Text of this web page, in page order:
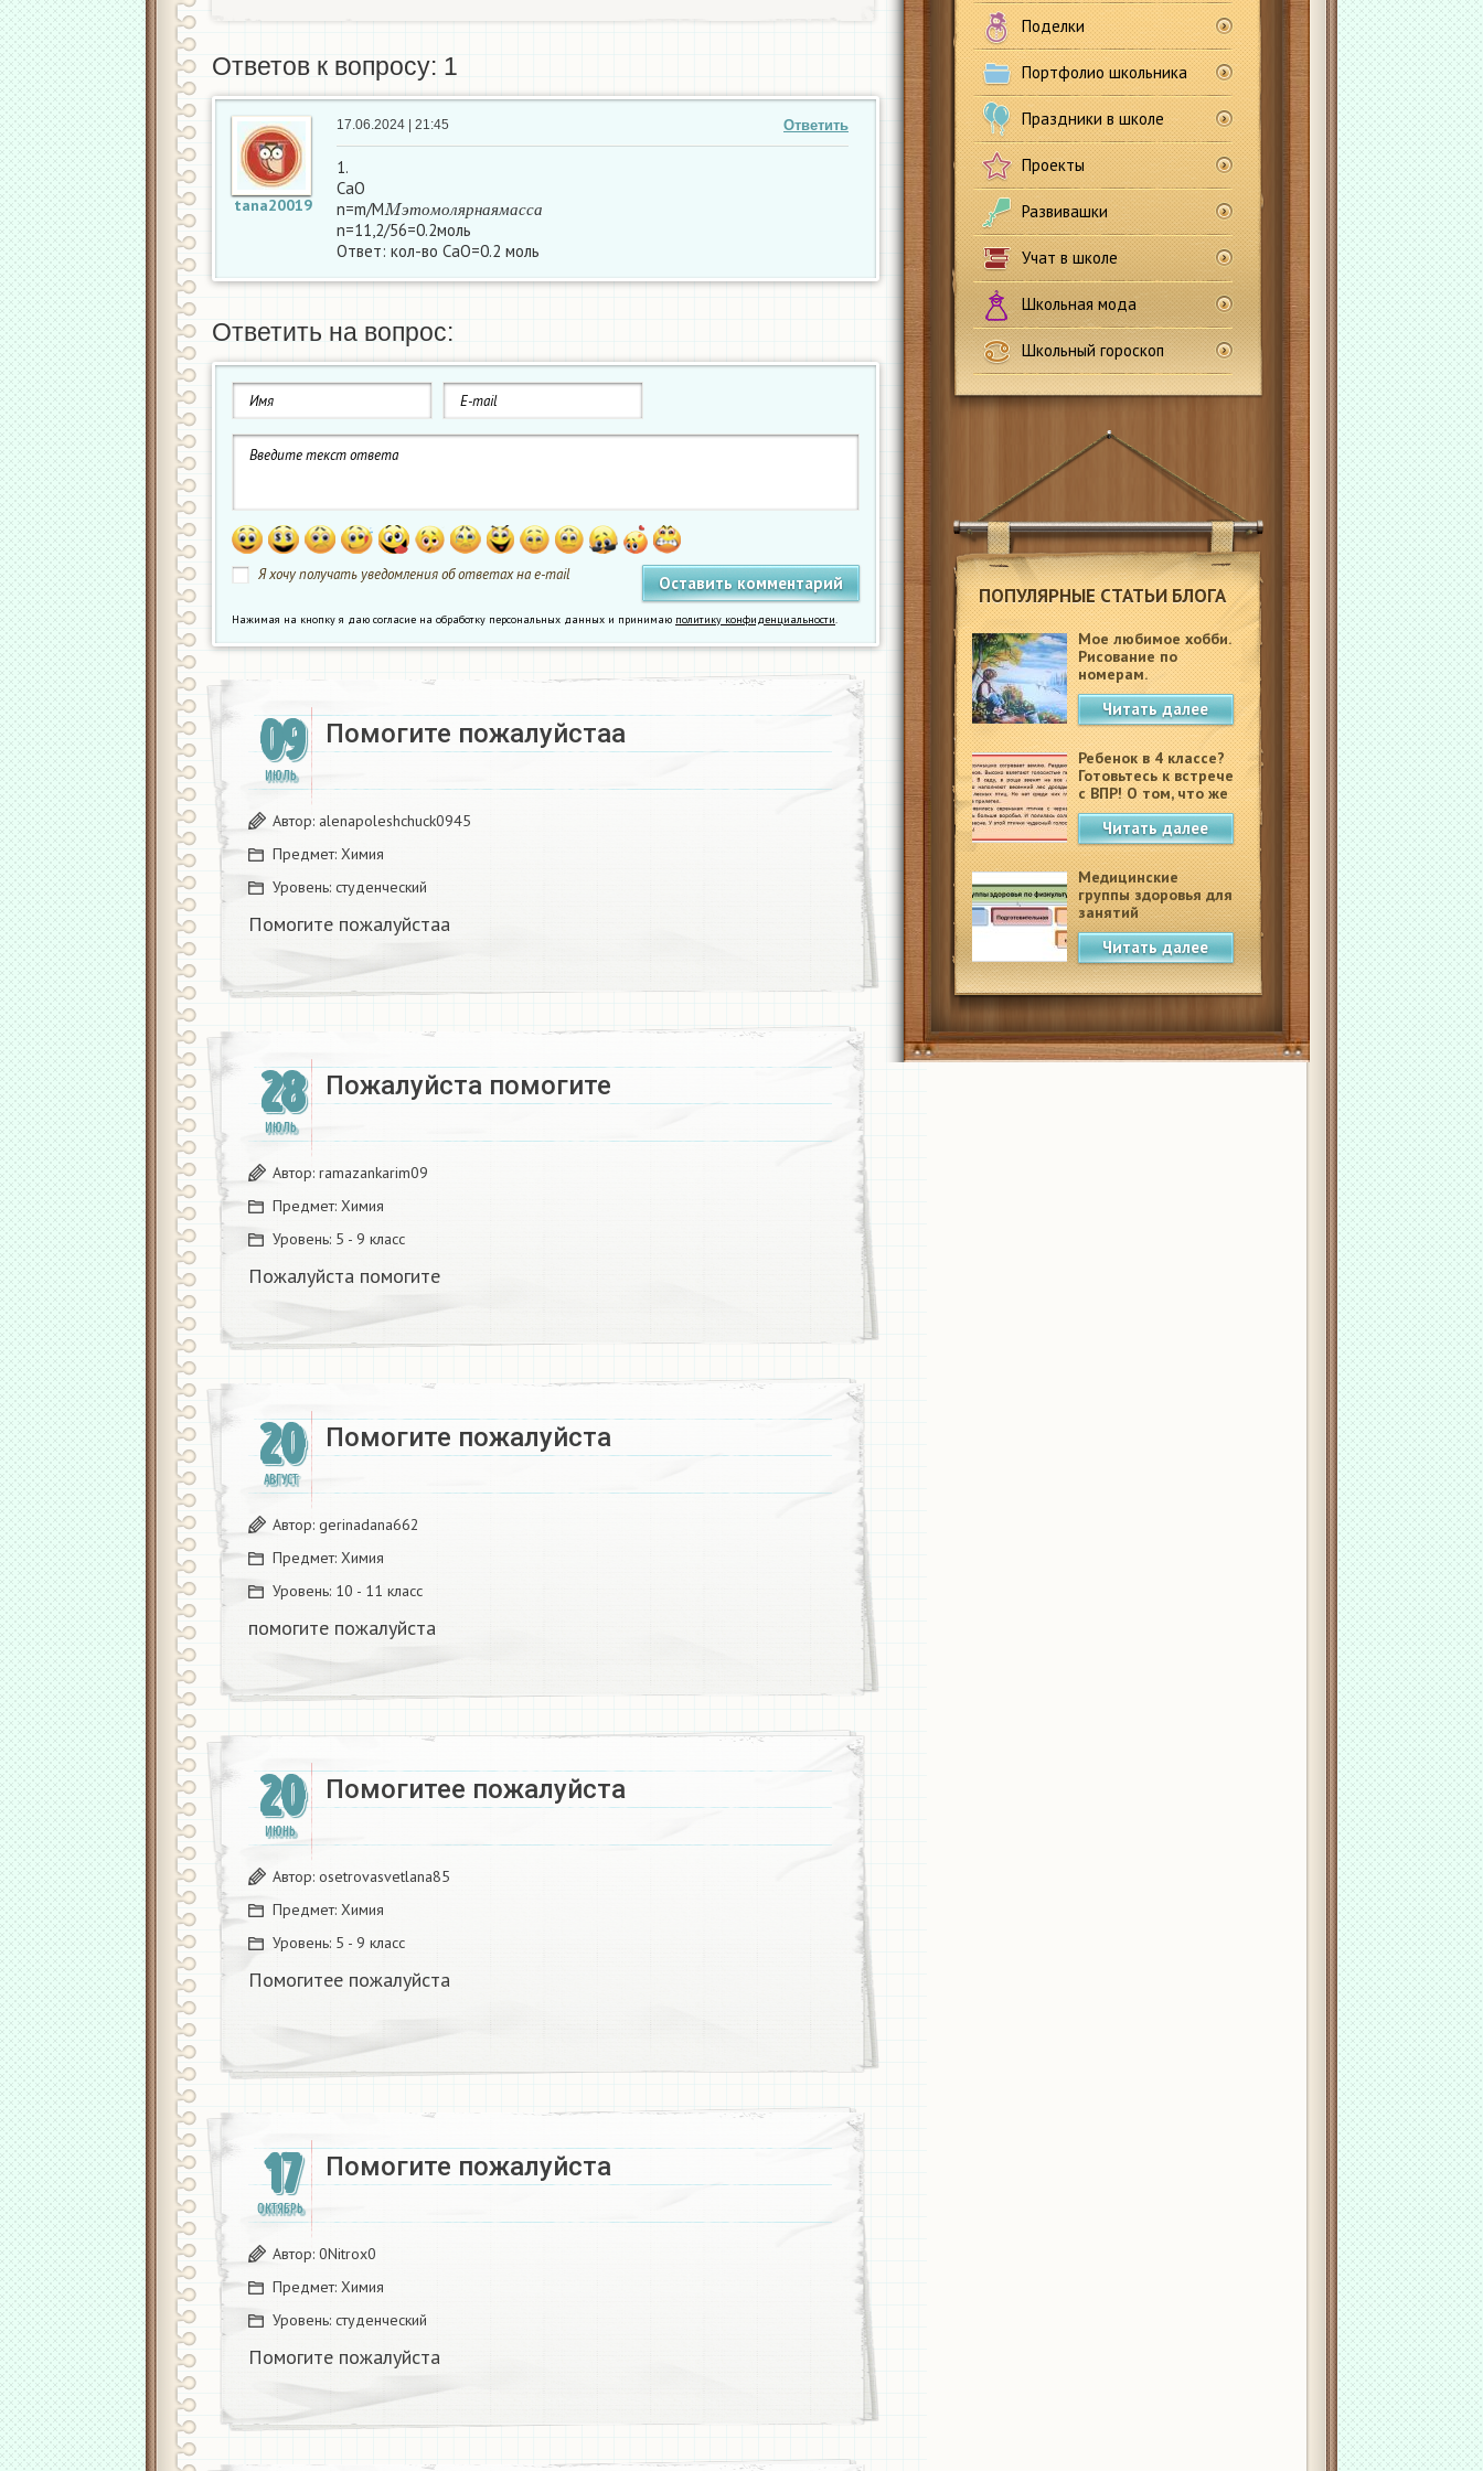
Поделки
Портфолио школьника
Праздники в школе
Проекты
Развивашки
Учат в школе
Школьная мода
Школьный гороскоп
ПОПУЛЯРНЫЕ СТАТЬИ БЛОГА
Мое любимое хобби.
Рисование по
номерам.
Читать далее
Ребенок в 4 классе?
Готовьтесь к встрече
с ВПР! О том, что же
это такое.
Читать далее
Медицинские
группы здоровья для
занятий
физкультурой в
школеЧитать далее
Ответов к вопросу: 1
tana20019
Ответить
17.06.2024 | 21:45
1.
CaO
n=m/M M э
n=11,2/56=0.2моль
Ответ: кол-во CaO=0.2 моль
Ответить на вопрос:
Я хочу получать уведомления об ответах на e-mail
Нажимая на кнопку я даю согласие на обработку персональных данных и принимаю политику конфиденциальности.
09
ИЮЛЬ
Помогите пожалуйстаа
Автор: alenapoleshchuck0945
Предмет: Химия
Уровень: студенческий
Помогите пожалуйстаа
28
ИЮЛЬ
Пожалуйста помогите
Автор: ramazankarim09
Предмет: Химия
Уровень: 5 - 9 класс
Пожалуйста помогите
20
АВГУСТ
Помогите пожалуйста
Автор: gerinadana662
Предмет: Химия
Уровень: 10 - 11 класс
помогите пожалуйста
20
ИЮНЬ
Помогитее пожалуйста ​
Автор: osetrovasvetlana85
Предмет: Химия
Уровень: 5 - 9 класс
Помогитее пожалуйста
17
ОКТЯБРЬ
Помогите пожалуйста ​
Автор: 0Nitrox0
Предмет: Химия
Уровень: студенческий
Помогите пожалуйста ​